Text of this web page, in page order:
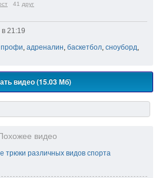
41 друг
21:19
профи, адреналин, баскетбол, сноуборд,
видео (15.03 Мб)
видео
трюки различных видов спорта